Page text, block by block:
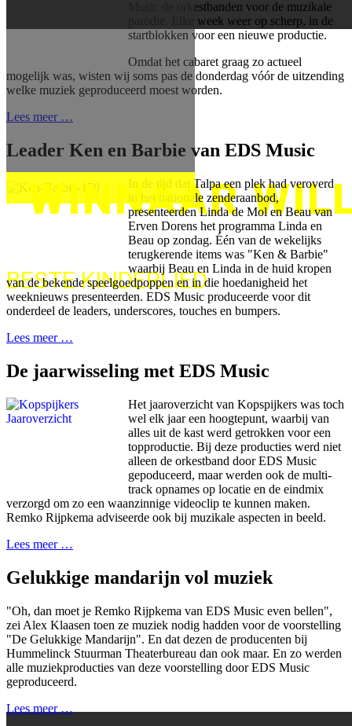
Compositie en Arrangement:
Audio Recording: EDS Music -
Compositie en
WINNAAR
BESTE KINDERLIED
Music de orkestbanden voor de muzikale
parodie. Elke week weer op scherp, in de
startblokken voor een nieuwe productie.
Omdat het cabaret graag zo actueel
mogelijk was, wisten wij soms pas de donderdag vóór de uitzending
welke muziek geproduceerd moest worden.
Lees meer …
Leader Ken en Barbie van EDS Music
In de tijd dat Talpa een plek had veroverd
in het nationale zenderaanbod,
presenteerden Linda de Mol en Beau van
Erven Dorens het programma Linda en
Beau op zondag. Één van de wekelijks
terugkerende items was "Ken & Barbie"
waarbij Beau en Linda in de huid kropen
van de bekende speelgoedpoppen en in die hoedanigheid het
weeknieuws presenteerden. EDS Music produceerde voor dit
onderdeel de leaders, underscores, touches en bumpers.
Lees meer …
De jaarwisseling met EDS Music
Het jaaroverzicht van Kopspijkers was toch
wel elk jaar een hoogtepunt, waarbij van
alles uit de kast werd getrokken voor een
topproductie. Bij deze producties werd niet
alleen de orkestband door EDS Music
gepoduceerd, maar werden ook de multi-
track opnames op locatie en de eindmix
verzorgd om zo een waanzinnige videoclip te kunnen maken.
Remko Rijpkema adviseerde ook bij muzikale aspecten in beeld.
Lees meer …
Gelukkige mandarijn vol muziek
"Oh, dan moet je Remko Rijpkema van EDS Music even bellen",
zei Alex Klaasen toen ze muziek nodig hadden voor de voorstelling
"De Gelukkige Mandarijn". En dat dezen de producenten bij
Hummelinck Stuurman Theaterbureau dan ook maar. En zo werden
alle muziekproducties van deze voorstelling door EDS Music
geproduceerd.
Lees meer …